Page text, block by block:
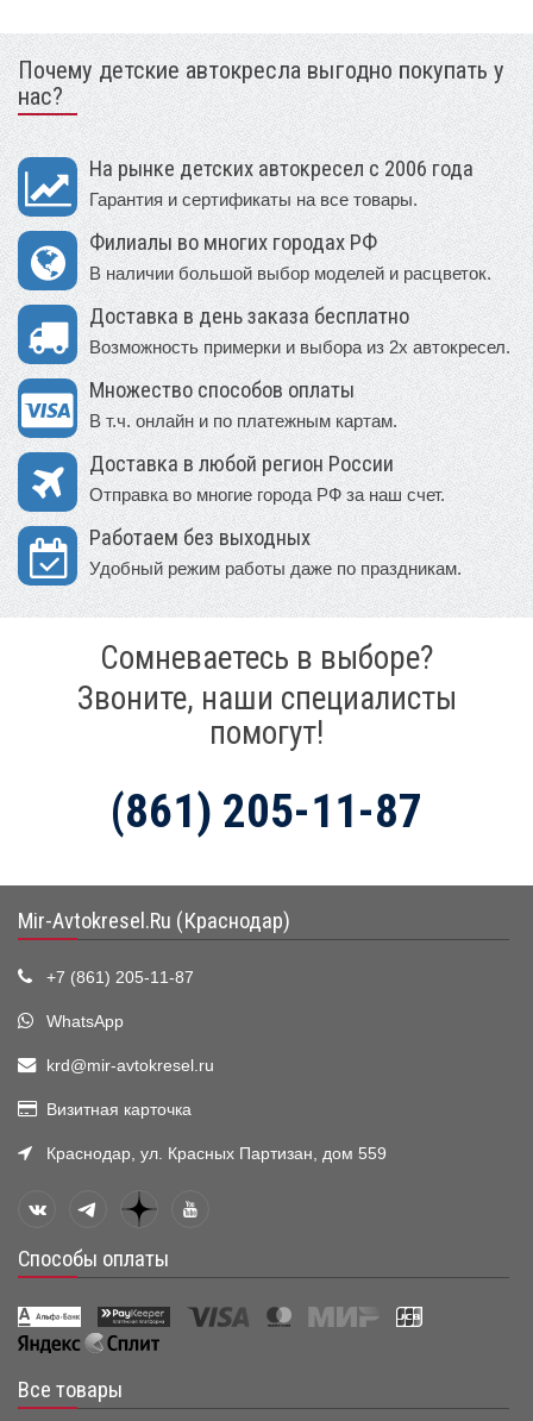
Почему детские автокресла выгодно покупать у
нас?
На рынке детских автокресел с 2006 года
Гарантия и сертификаты на все товары.
Филиалы во многих городах РФ
В наличии большой выбор моделей и расцветок.
Доставка в день заказа бесплатно
Возможность примерки и выбора из 2х автокресел.
Множество способов оплаты
В т.ч. онлайн и по платежным картам.
Доставка в любой регион России
Отправка во многие города РФ за наш счет.
Работаем без выходных
Удобный режим работы даже по праздникам.
Сомневаетесь в выборе?
Звоните, наши специалисты
помогут!
(861) 205-11-87
Mir-Avtokresel.Ru (Краснодар)
+7 (861) 205-11-87
WhatsApp
krd@mir-avtokresel.ru
Визитная карточка
Краснодар, ул. Красных Партизан, дом 559
Способы оплаты
Все товары